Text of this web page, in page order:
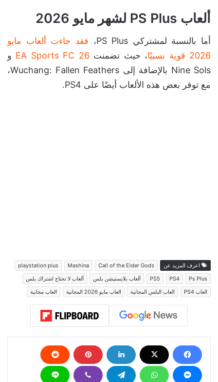
ألعاب PS Plus لشهر مايو 2026
أما بالنسبة لمشتركي PS Plus،
فقد جاءت ألعاب مايو
2026 قوية نسبيًا
، حيث تضمنت EA Sports FC 26 و
Nine Sols بالإضافة إلى Wuchang: Fallen Feathers،
مع توفر بعض هذه الألعاب أيضًا على PS4.
اعرف المزيد عن Call of the Elder Gods
Mashina
playstation plus
Ps Plus
PS4
PS5 ألعاب بلايستيشن بلس
ألعاب لا تحتاج اشتراك بلس
العاب PS4
العاب البلس المجانية العاب مايو 2026 المجانية العاب مجانية